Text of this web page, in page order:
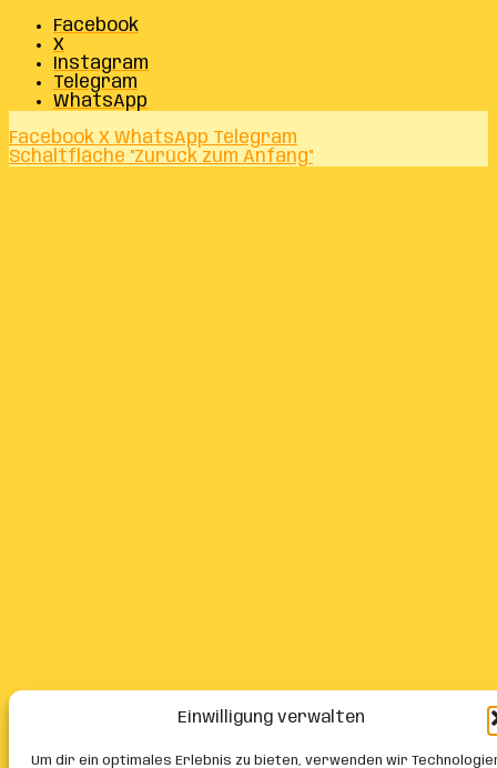
Einwilligung verwalten
Um dir ein optimales Erlebnis zu bieten, verwenden wir
Facebook
X
Instagram
Telegram
WhatsApp
Facebook X WhatsApp Telegram
Schaltfläche "Zurück zum Anfang"